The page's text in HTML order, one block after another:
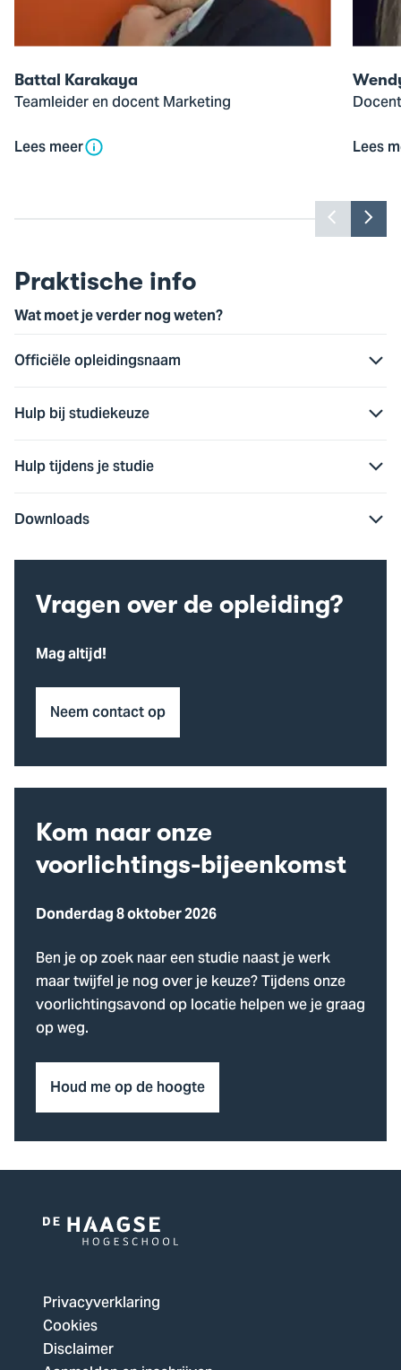
Battal Karakaya
Teamleider en docent Marketing
Lees meer
Troost
Lees
Toon
vorige
Praktische info
Wat moet je verder nog weten?
Officiële opleidingsnaam
Hulp bij studiekeuze
Hulp tijdens je studie
Downloads
Vragen over de opleiding?
Mag altijd!
Neem contact op
Kom naar onze
voorlichtings-bijeenkomst
Donderdag 8 oktober 2026
Ben je op zoek naar een studie naast je werk
maar twijfel je nog over je keuze? Tijdens onze
voorlichtingsavond op locatie helpen we je graag
op weg.
Houd me op de hoogte
Logo
De
Haagse
Hogeschool,
ga
Privacyverklaring
Cookies
Disclaimer